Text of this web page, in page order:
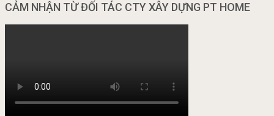
CẢM NHẬN TỪ ĐỐI TÁC CTY XÂY DỰNG PT HOME